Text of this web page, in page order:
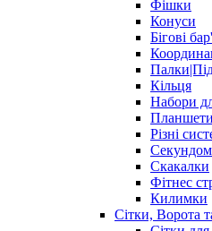
Фішки
Конуси
Бігові
Кільця
Набори
Планшети
Різні
Скакалки
Фітнес
Килимки
Сітки, Ворота